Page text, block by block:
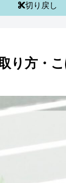
切り戻し
り方・